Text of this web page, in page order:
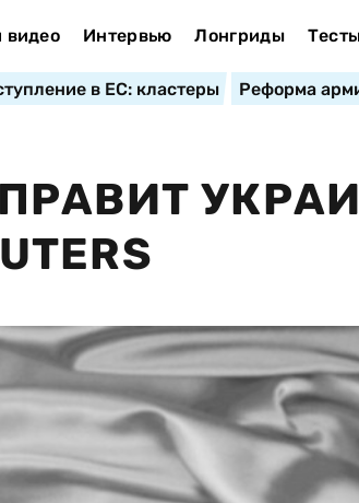
видео Интервью Лонгриды
в ЕС: кластеры Реформа